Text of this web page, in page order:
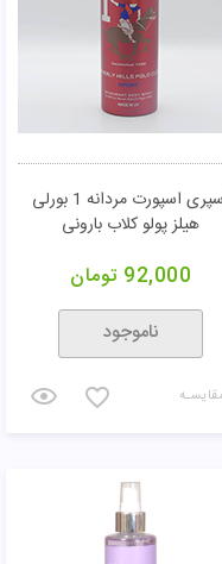
اسپری اسپورت مردانه 1 بورلی
هیلز پولو کلاب بارونی
92,000 تومان
ناموجود